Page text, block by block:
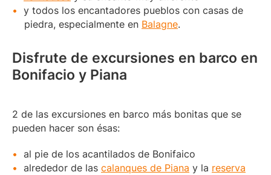
y todos los encantadores pueblos con casas de
piedra, especialmente en Balagne.
Disfrute de excursiones en barco en
Bonifacio y Piana
2 de las excursiones en barco más bonitas que se
pueden hacer son ésas:
al pie de los acantilados de Bonifaico
alrededor de las calanques de Piana y la reserva